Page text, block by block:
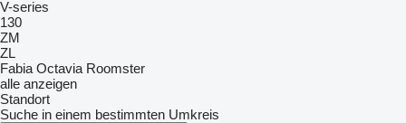
V-series
130
ZM
ZL
Fabia Octavia Roomster
alle anzeigen
Standort
Suche in einem bestimmten Umkreis